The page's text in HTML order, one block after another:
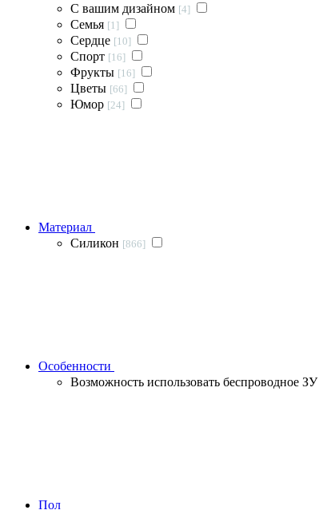
С вашим дизайном [4]
Семья [1]
Сердце [10]
Спорт [16]
Фрукты [16]
Цветы [66]
Юмор [24]
Материал
Силикон [866]
Особенности
Возможность использовать беспроводное ЗУ
Пол